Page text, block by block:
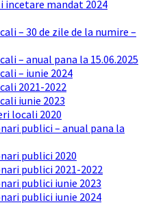
incetare mandat 2024
– 30 de zile de la numire –
– anual pana la 15.06.2025
– iunie 2024
2021-2022
iunie 2023
locali 2020
publici – anual pana la
publici 2020
publici 2021-2022
publici iunie 2023
publici iunie 2024